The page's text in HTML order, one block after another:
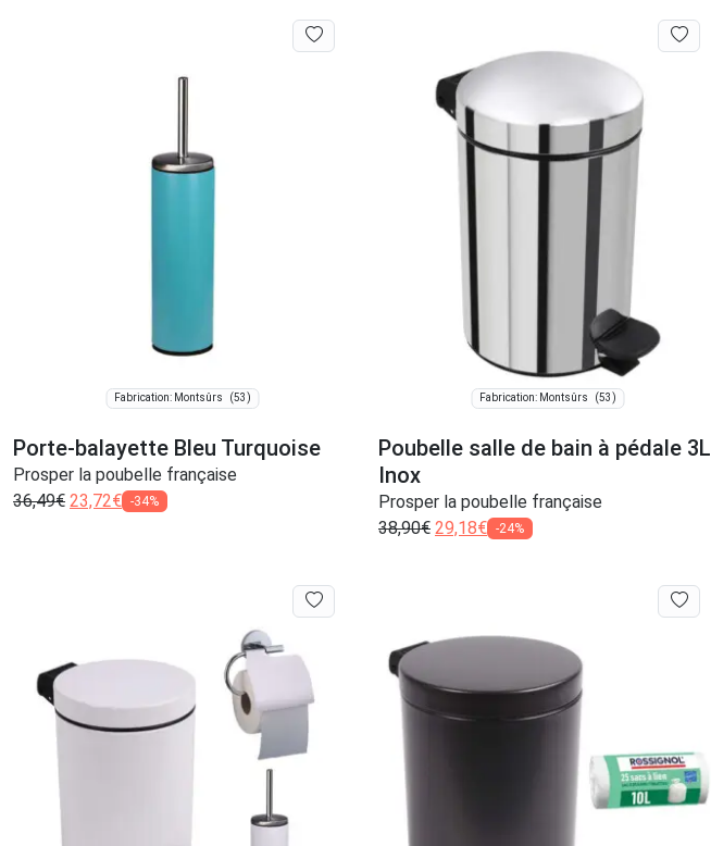
Fabrication: Montsûrs (53)
Porte-balayette Bleu Turquoise
Prosper la poubelle française
36,49€ 23,72€ -34%
Fabrication: Montsûrs (53)
Poubelle salle de bain à pédale 3L
Inox
Prosper la poubelle française
38,90€ 29,18€ -24%